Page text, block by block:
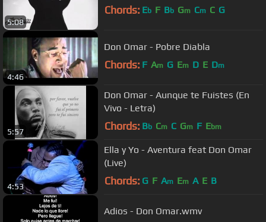
5:08
Chords: Eb F Bb Gm Cm C G
4:46
Don Omar - Pobre Diabla
Chords: F Am G Em D E Dm
5:57
Don Omar - Aunque te Fuistes (En
Vivo - Letra)
Chords: Bb Cm C Gm F Ebm
4:53
Ella y Yo - Aventura feat Don Omar
(Live)
Chords: G F Am Em A E B
Adios - Don Omar.wmv